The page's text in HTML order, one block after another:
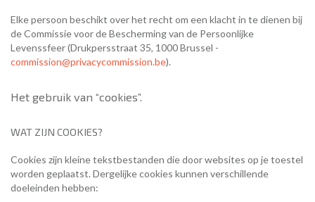
Elke persoon beschikt over het recht om een klacht in te dienen bij
de Commissie voor de Bescherming van de Persoonlijke
Levenssfeer (Drukpersstraat 35, 1000 Brussel -
commission@privacycommission.be).
Het gebruik van “cookies”.
WAT ZIJN COOKIES?
Cookies zijn kleine tekstbestanden die door websites op je toestel
worden geplaatst. Dergelijke cookies kunnen verschillende
doeleinden hebben: